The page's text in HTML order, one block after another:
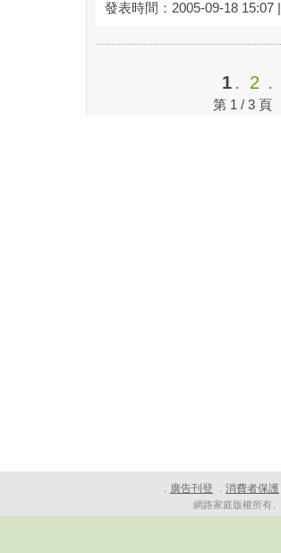
發表時間：2005-09-18 15:07
1 . 2
第 1 / 3
． 廣告刊登 ． 消費者保護
網路家庭版權所有